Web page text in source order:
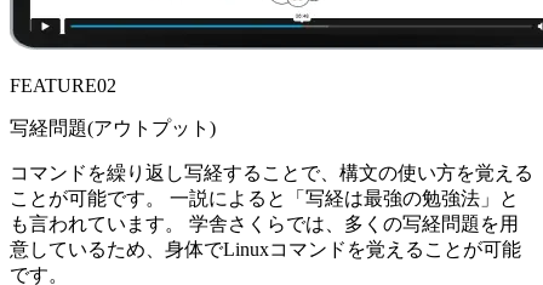
FEATURE02
写経問題(アウトプット)
コマンドを繰り返し写経することで、構文の使い方を覚える
ことが可能です。 一説によると「写経は最強の勉強法」と
も言われています。 学舎さくらでは、多くの写経問題を用
意しているため、身体でLinuxコマンドを覚えることが可能
です。